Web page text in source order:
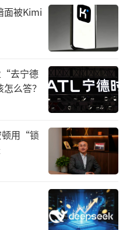
地做人的生意，不做
模式，因此众多创业
连商业大佬周鸿祎都
书等社交媒体账号。
学如果一再成功，还
的收割”，一批又
就有一批又一批的人
被Kimi
“去宁德
么答？
顿用“锁